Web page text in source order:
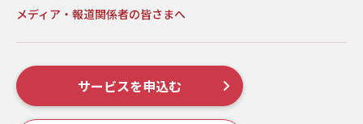
メディア・報道関係者の皆さまへ
サービスを申込む